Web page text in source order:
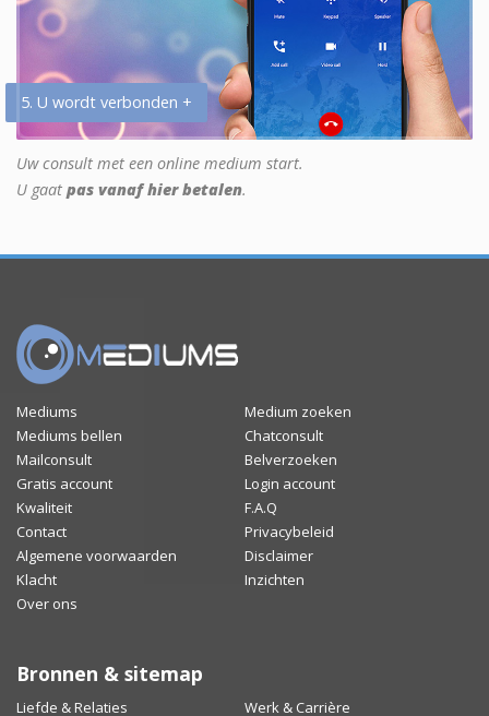
5. U wordt verbonden +
Uw consult met een online medium start.
U gaat pas vanaf hier betalen.
Mediums
Medium zoeken
Mediums bellen
Chatconsult
Mailconsult
Belverzoeken
Gratis account
Login account
Kwaliteit
F.A.Q
Contact
Privacybeleid
Algemene voorwaarden
Disclaimer
Klacht
Inzichten
Over ons
Bronnen & sitemap
Liefde & Relaties Werk & Carrière